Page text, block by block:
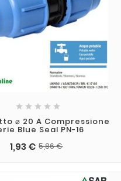
    
⌀ 20 A Compressione
Blue Seal PN-16
1,93 € 5,86 €